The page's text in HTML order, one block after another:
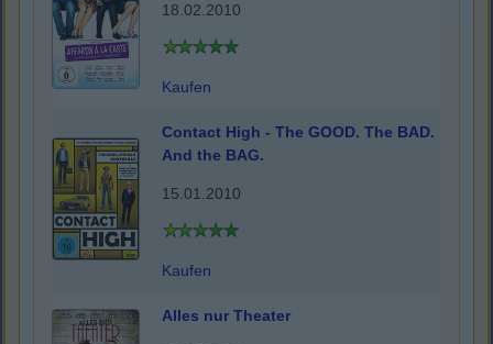
18.02.2010
Kaufen
Contact High - The GOOD. The BAD.
And the BAG.
15.01.2010
Kaufen
Alles nur Theater